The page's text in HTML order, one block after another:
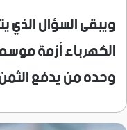
ويبقى السؤال
الكهرباء أزمة
وحده من يدفع